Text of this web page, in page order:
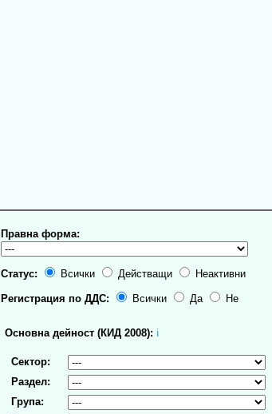
Правна форма:
Статус: Всички Действащи Неактивни
Регистрация по ДДС: Всички Да Не
Основна дейност (КИД 2008): ℹ
Сектор:
Раздел:
Група: